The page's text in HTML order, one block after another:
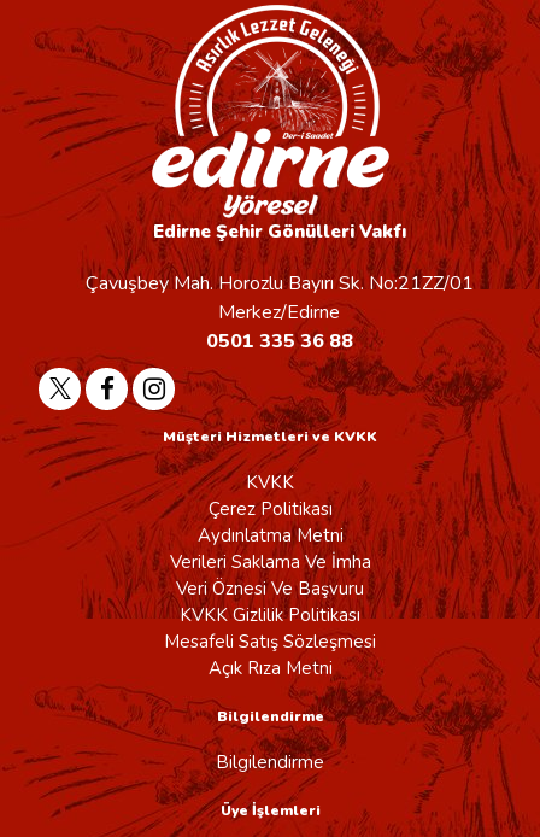
Edirne Şehir Gönülleri Vakfı
Çavuşbey Mah. Horozlu Bayırı Sk. No:21ZZ/01
Merkez/Edirne
0501 335 36 88
Müşteri Hizmetleri ve KVKK
KVKK
Çerez Politikası
Aydınlatma Metni
Verileri Saklama Ve İmha
Veri Öznesi Ve Başvuru
KVKK Gizlilik Politikası
Mesafeli Satış Sözleşmesi
Açık Rıza Metni
Bilgilendirme
Bilgilendirme
Üye İşlemleri